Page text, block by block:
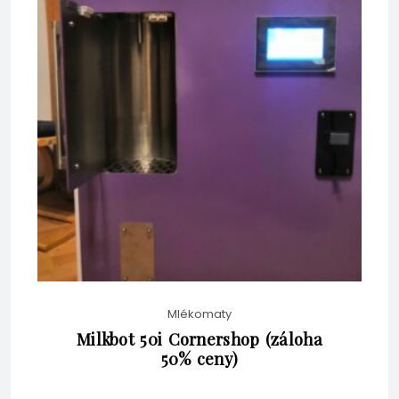
BYLA:
CENA
JE:
KČ53,845.00.
BEZ DPH
Mlékomaty
Milkbot 50i Cornershop (záloha
50% ceny)